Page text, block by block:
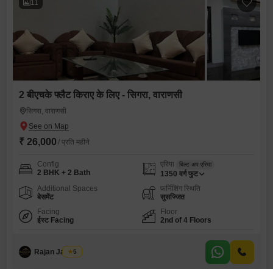
11
2 बीएचके फ्लैट किराए के लिए - सिगरा, वाराणसी
सिगरा, वाराणसी
₹ 26,000 / प्रति महीने
Config
2 BHK + 2 Bath
एरिया बिल्ट-अप एरिया
1350 वर्ग फुट
Additional Spaces
बेसमेंट
फर्निशिंग स्थिति
सुसज्जित
Facing
ईस्ट Facing
Floor
2nd of 4 Floors
Rajan Jaiswal
5